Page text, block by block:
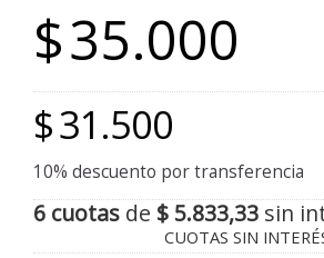
$35.000
$31.500
10% descuento por transferencia
6 cuotas de $ 5.833,33 sin
CUOTAS SIN